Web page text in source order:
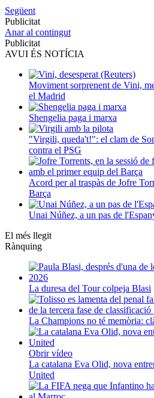
Següent
Publicitat
Anar al contingut
Publicitat
AVUI ÉS NOTÍCIA
Moviment sorprenent de Vini,
el Madrid
Shengelia paga i marxa
"Virgili, queda't!": el clam de
contra el PSG
Acord per al traspàs de Jofre
Barça
Unai Núñez, a un pas de
El més llegit
Rànquing
La duresa del Tour colpeja Blasi
La Champions no té memòria:
Obrir vídeo
La catalana Eva Olid, nova
United